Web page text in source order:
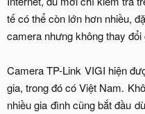
tế có thể còn lớn hơn nhiều,
camera nhưng không thay
Camera TP-Link VIGI hiện
gia, trong đó có Việt Nam.
nhiều gia đình cũng bắt đầu